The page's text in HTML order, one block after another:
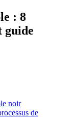
: 8
guide
noir
de